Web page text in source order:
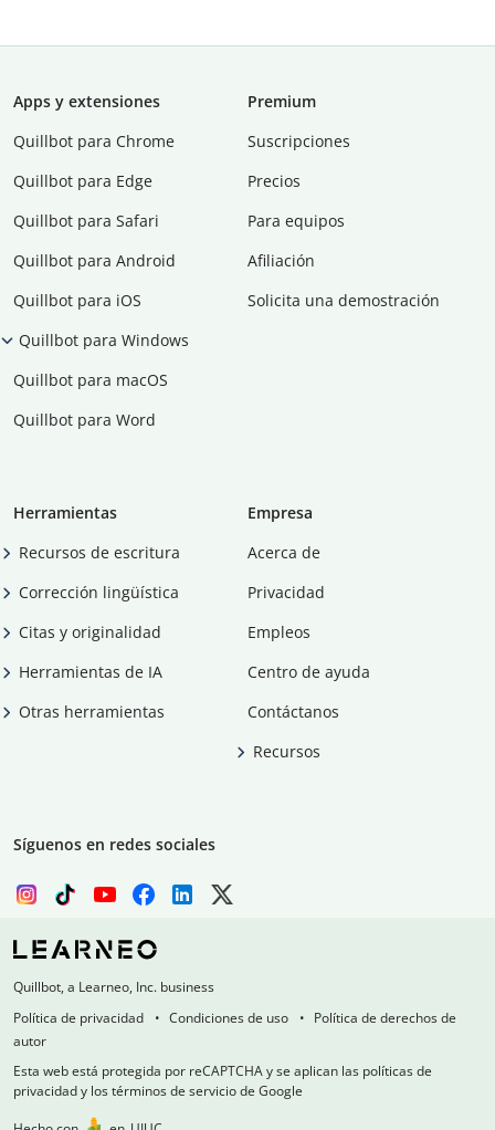
Apps y extensiones
Quillbot para Chrome
Quillbot para Edge
Quillbot para Safari
Quillbot para Android
Quillbot para iOS
Quillbot para Windows
Quillbot para macOS
Quillbot para Word
Premium
Suscripciones
Precios
Para equipos
Afiliación
Solicita una demostración
Herramientas
Recursos de escritura
Corrección lingüística
Citas y originalidad
Herramientas de IA
Otras herramientas
Empresa
Acerca de
Privacidad
Empleos
Centro de ayuda
Contáctanos
Recursos
Síguenos en redes sociales
Quillbot, a Learneo, Inc. business
Política de privacidad
Condiciones de uso
Política de derechos de
autor
Esta web está protegida por reCAPTCHA y se aplican las políticas de
privacidad y los términos de servicio de Google